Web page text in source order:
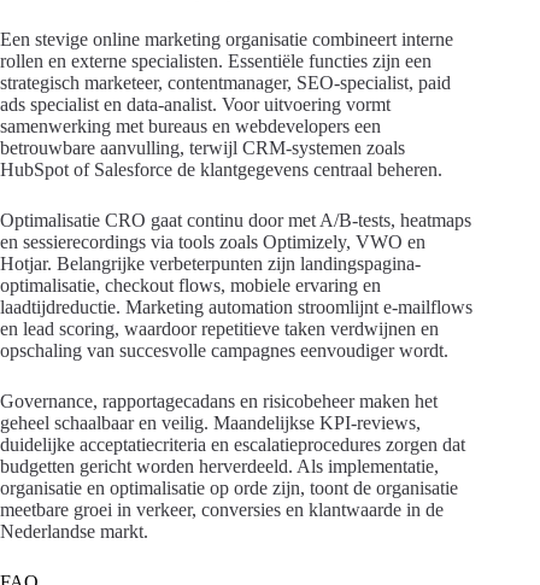
Een stevige online marketing organisatie combineert interne
rollen en externe specialisten. Essentiële functies zijn een
strategisch marketeer, contentmanager, SEO-specialist, paid
ads specialist en data-analist. Voor uitvoering vormt
samenwerking met bureaus en webdevelopers een
betrouwbare aanvulling, terwijl CRM-systemen zoals
HubSpot of Salesforce de klantgegevens centraal beheren.
Optimalisatie CRO gaat continu door met A/B-tests, heatmaps
en sessierecordings via tools zoals Optimizely, VWO en
Hotjar. Belangrijke verbeterpunten zijn landingspagina-
optimalisatie, checkout flows, mobiele ervaring en
laadtijdreductie. Marketing automation stroomlijnt e-mailflows
en lead scoring, waardoor repetitieve taken verdwijnen en
opschaling van succesvolle campagnes eenvoudiger wordt.
Governance, rapportagecadans en risicobeheer maken het
geheel schaalbaar en veilig. Maandelijkse KPI-reviews,
duidelijke acceptatiecriteria en escalatieprocedures zorgen dat
budgetten gericht worden herverdeeld. Als implementatie,
organisatie en optimalisatie op orde zijn, toont de organisatie
meetbare groei in verkeer, conversies en klantwaarde in de
Nederlandse markt.